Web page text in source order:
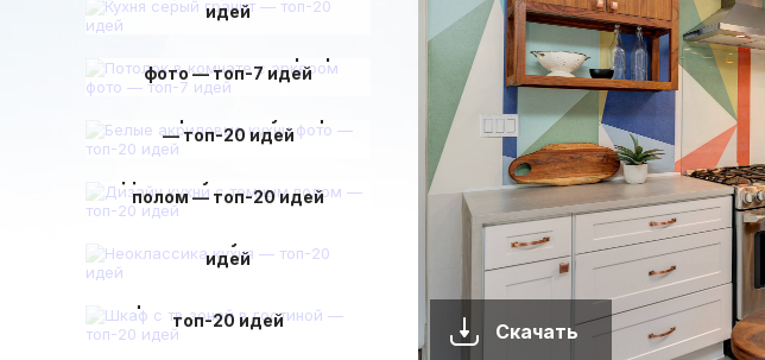
Скачать
идей
фото — топ-7 идей
— топ-20 идей
полом — топ-20 идей
идей
топ-20 идей